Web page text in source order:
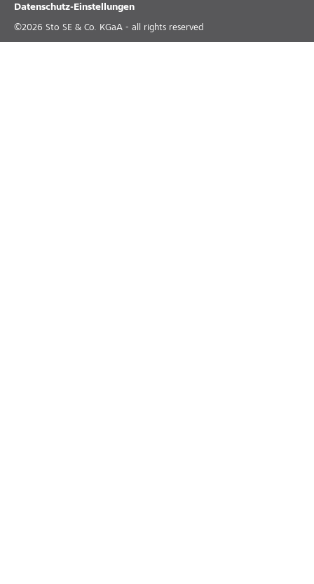
Datenschutz-Einstellungen
©2026 Sto SE & Co. KGaA - all rights reserved